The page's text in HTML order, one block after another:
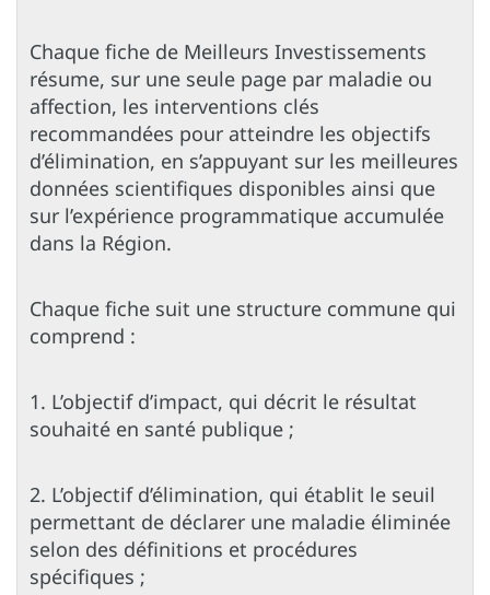
Chaque fiche de Meilleurs Investissements
résume, sur une seule page par maladie ou
affection, les interventions clés
recommandées pour atteindre les objectifs
d’élimination, en s’appuyant sur les meilleures
données scientifiques disponibles ainsi que
sur l’expérience programmatique accumulée
dans la Région.
Chaque fiche suit une structure commune qui
comprend :
1. L’objectif d’impact, qui décrit le résultat
souhaité en santé publique ;
2. L’objectif d’élimination, qui établit le seuil
permettant de déclarer une maladie éliminée
selon des définitions et procédures
spécifiques ;